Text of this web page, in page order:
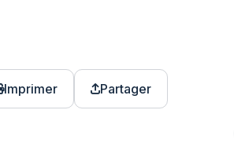
Imprimer Partager